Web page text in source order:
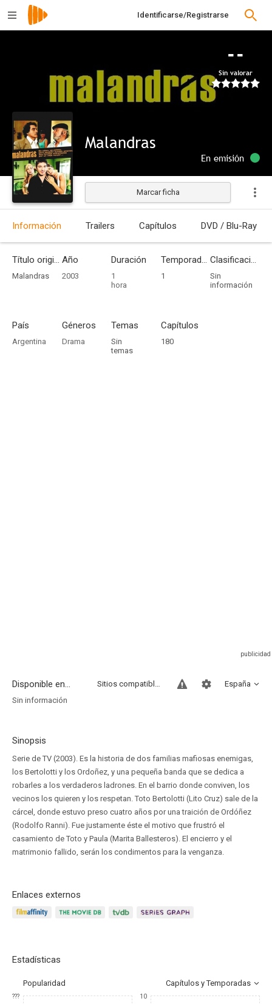
Identificarse/Registrarse
--
Sin valorar
Malandras
En emisión
Marcar ficha
Información Trailers Capítulos DVD / Blu-Ray
Título original
Malandras
Año
2003
Duración
1
hora
Temporadas
1
Clasificación por edades
Sin
información
País
Argentina
Géneros
Drama
Temas
Sin
temas
Capítulos
180
Disponible en... España
Sitios compatibles
Sin información
Sinopsis
Serie de TV (2003). Es la historia de dos familias mafiosas enemigas,
los Bertolotti y los Ordoñez, y una pequeña banda que se dedica a
robarles a los verdaderos ladrones. En el barrio donde conviven, los
vecinos los quieren y los respetan. Toto Bertolotti (Lito Cruz) sale de la
cárcel, donde estuvo preso cuatro años por una traición de Ordóñez
(Rodolfo Ranni). Fue justamente éste el motivo que frustró el
casamiento de Toto y Paula (Marita Ballesteros). El encierro y el
matrimonio fallido, serán los condimentos para la venganza.
Enlaces externos
Estadísticas
Popularidad Capítulos y Temporadas
??? 10